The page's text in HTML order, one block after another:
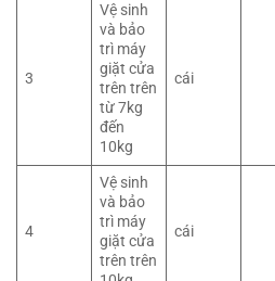
3
Vệ sinh
và bảo
trì máy
giặt cửa
trên trên
từ 7kg
đến
10kg
cái
4
Vệ sinh
và bảo
trì máy
giặt cửa
trên trên
cái